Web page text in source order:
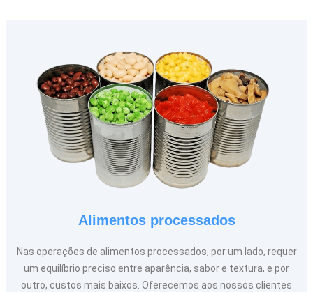
Alimentos processados
Nas operações de alimentos processados, por um lado, requer
um equilíbrio preciso entre aparência, sabor e textura, e por
outro, custos mais baixos. Oferecemos aos nossos clientes